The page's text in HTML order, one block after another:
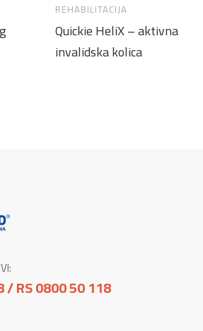
REHABILITACIJA
Quickie HeliX – aktivna
invalidska kolica
/ RS 0800 50 118